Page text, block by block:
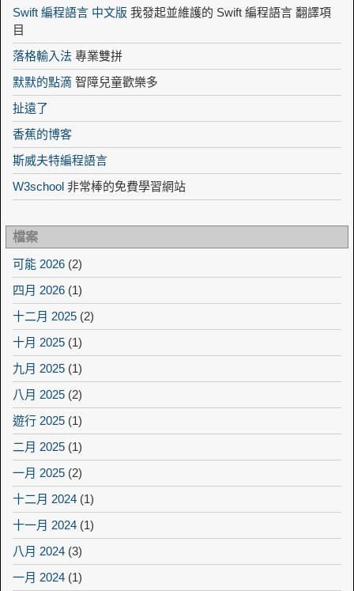
Swift 編程語言 中文版 我發起並維護的 Swift 編程語言 翻譯項
目
落格輸入法 專業雙拼
默默的點滴 智障兒童歡樂多
扯遠了
香蕉的博客
斯威夫特編程語言
W3school 非常棒的免費學習網站
檔案
可能 2026 (2)
四月 2026 (1)
十二月 2025 (2)
十月 2025 (1)
九月 2025 (1)
八月 2025 (2)
遊行 2025 (1)
二月 2025 (1)
一月 2025 (2)
十二月 2024 (1)
十一月 2024 (1)
八月 2024 (3)
一月 2024 (1)